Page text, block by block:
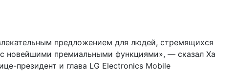
предложением для людей, стремящихся
новейшими премиальными функциями», — сказал Ха
президент и глава LG Electronics Mobile